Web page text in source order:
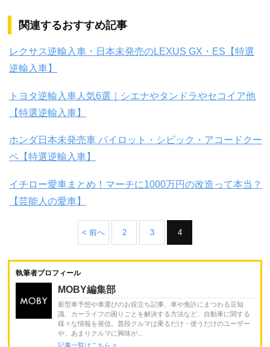
関連するおすすめ記事
レクサス逆輸入車・日本未発売のLEXUS GX・ES【特選
逆輸入車】
トヨタ逆輸入車人気6選｜シエナやタンドラやセコイア他
【特選逆輸入車】
ホンダ日本未発売車 パイロット・シビック・アコードクー
ペ【特選逆輸入車】
イチロー愛車まとめ！マーチに1000万円の改造って本当？
【芸能人の愛車】
< 前へ 2 3 4
執筆者プロフィール
MOBY編集部
新型車予想や車選びのお役立ち記事、車や免許にまつわる豆知
識、カーライフの困りごとを解決する方法など、自動車に関する
様々な情報を発信。普段クルマは乗るだけ・使うだけのユーザー
や、あまりクルマに興味が...
記事一覧はこちら >